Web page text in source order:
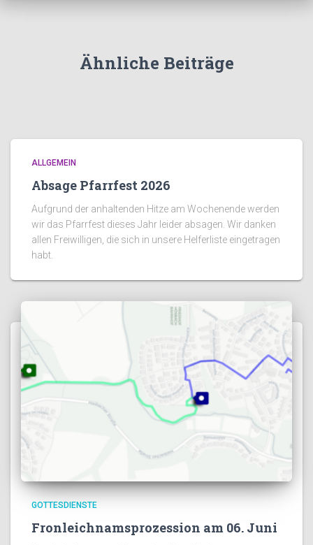
Ähnliche Beiträge
ALLGEMEIN
Absage Pfarrfest 2026
Aufgrund der anhaltenden Hitze am Wochenende werden
wir das Pfarrfest dieses Jahr leider absagen. Wir danken
allen Freiwilligen, die sich in unsere Helferliste eingetragen
habt.
GOTTESDIENSTE
Fronleichnamsprozession am 06. Juni